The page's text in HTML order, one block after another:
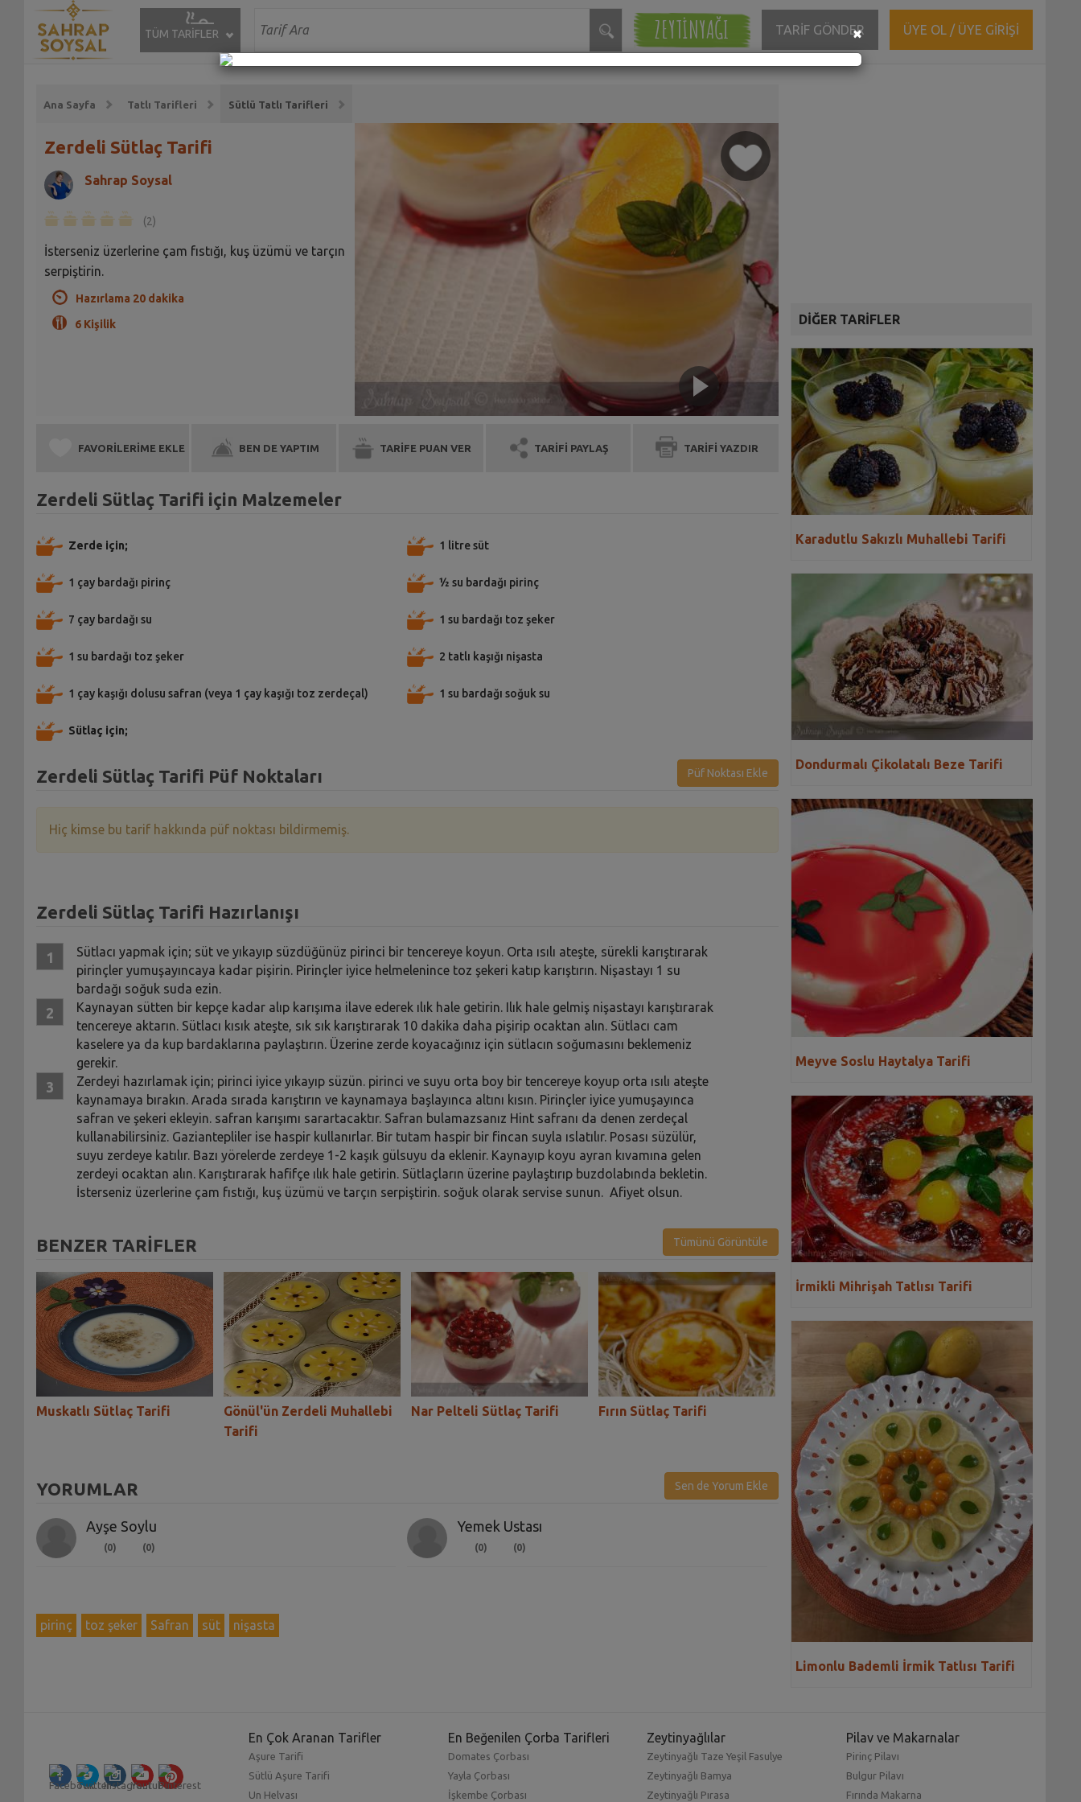
TÜM TARİFLER ZEYTİNYAĞI TARİF GÖNDER ÜYE OL / ÜYE GİRİŞİ
Ana Sayfa Tatlı Tarifleri Sütlü Tatlı Tarifleri
Zerdeli Sütlaç Tarifi
Sahrap Soysal
(2)
İsterseniz üzerlerine çam fıstığı, kuş üzümü ve tarçın
serpiştirin.
Hazırlama 20 dakika
6 Kişilik
FAVORİLERİME EKLE BEN DE YAPTIM TARİFE PUAN VER TARİFİ PAYLAŞ TARİFİ YAZDIR
Zerdeli Sütlaç Tarifi için Malzemeler
Zerde için;
1 çay bardağı pirinç
7 çay bardağı su
1 su bardağı toz şeker
1 çay kaşığı dolusu safran (veya 1 çay kaşığı toz zerdeçal)
Sütlaç için;
1 litre süt
½ su bardağı pirinç
1 su bardağı toz şeker
2 tatlı kaşığı nişasta
1 su bardağı soğuk su
Zerdeli Sütlaç Tarifi Püf Noktaları Püf Noktası Ekle
Hiç kimse bu tarif hakkında püf noktası bildirmemiş.
Zerdeli Sütlaç Tarifi Hazırlanışı
Sütlacı yapmak için; süt ve yıkayıp süzdüğünüz pirinci bir tencereye koyun. Orta ısılı ateşte, sürekli karıştırarak
pirinçler yumuşayıncaya kadar pişirin. Pirinçler iyice helmelenince toz şekeri katıp karıştırın. Nişastayı 1 su
bardağı soğuk suda ezin.
Kaynayan sütten bir kepçe kadar alıp karışıma ilave ederek ılık hale getirin. Ilık hale gelmiş nişastayı karıştırarak
tencereye aktarın. Sütlacı kısık ateşte, sık sık karıştırarak 10 dakika daha pişirip ocaktan alın. Sütlacı cam
kaselere ya da kup bardaklarına paylaştırın. Üzerine zerde koyacağınız için sütlacın soğumasını beklemeniz
gerekir.
Zerdeyi hazırlamak için; pirinci iyice yıkayıp süzün. pirinci ve suyu orta boy bir tencereye koyup orta ısılı ateşte
kaynamaya bırakın. Arada sırada karıştırın ve kaynamaya başlayınca altını kısın. Pirinçler iyice yumuşayınca
safran ve şekeri ekleyin. safran karışımı sarartacaktır. Safran bulamazsanız Hint safranı da denen zerdeçal
kullanabilirsiniz. Gaziantepliler ise haspir kullanırlar. Bir tutam haspir bir fincan suyla ıslatılır. Posası süzülür,
suyu zerdeye katılır. Bazı yörelerde zerdeye 1-2 kaşık gülsuyu da eklenir. Kaynayıp koyu ayran kıvamına gelen
zerdeyi ocaktan alın. Karıştırarak hafifçe ılık hale getirin. Sütlaçların üzerine paylaştırıp buzdolabında bekletin.
İsterseniz üzerlerine çam fıstığı, kuş üzümü ve tarçın serpiştirin. soğuk olarak servise sunun. Afiyet olsun.
BENZER TARİFLER Tümünü Görüntüle
Muskatlı Sütlaç Tarifi
Gönül'ün Zerdeli Muhallebi
Tarifi
Nar Pelteli Sütlaç Tarifi Fırın Sütlaç Tarifi Narlı Bademli Sütlaç Tarifi Zerdeli Sütlaç
YORUMLAR Sen de Yorum Ekle
Ayşe Soylu
(0) (0)
Yemek Ustası
(0) (0)
pirinç toz şeker Safran süt nişasta
DİĞER TARİFLER
Karadutlu Sakızlı Muhallebi Tarifi
Dondurmalı Çikolatalı Beze Tarifi
Meyve Soslu Haytalya Tarifi
İrmikli Mihrişah Tatlısı Tarifi
Limonlu Bademli İrmik Tatlısı Tarifi
En Çok Aranan Tarifler
Aşure Tarifi
Sütlü Aşure Tarifi
Un Helvası
En Beğenilen Çorba Tarifleri
Domates Çorbası
Yayla Çorbası
İşkembe Çorbası
Zeytinyağlılar
Zeytinyağlı Taze Yeşil Fasulye
Zeytinyağlı Bamya
Zeytinyağlı Pırasa
Pilav ve Makarnalar
Pirinç Pilavı
Bulgur Pilavı
Fırında Makarna
×Close